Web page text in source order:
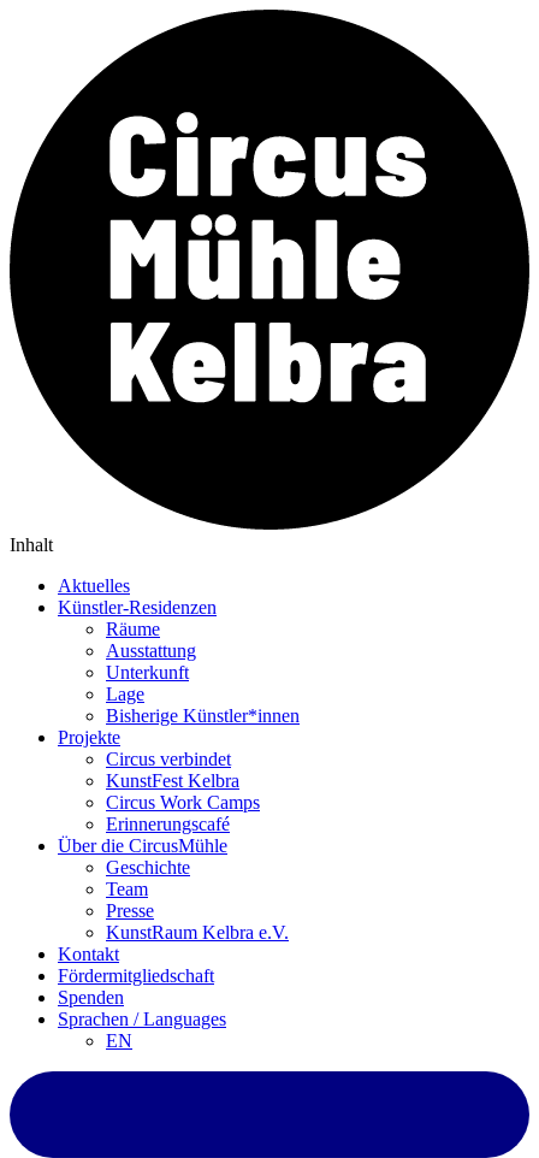
Inhalt
Aktuelles
Künstler-Residenzen
Räume
Ausstattung
Unterkunft
Lage
Bisherige Künstler*innen
Projekte
Circus verbindet
KunstFest Kelbra
Circus Work Camps
Erinnerungscafé
Über die CircusMühle
Geschichte
Team
Presse
KunstRaum Kelbra e.V.
Kontakt
Fördermitgliedschaft
Spenden
Sprachen / Languages
EN